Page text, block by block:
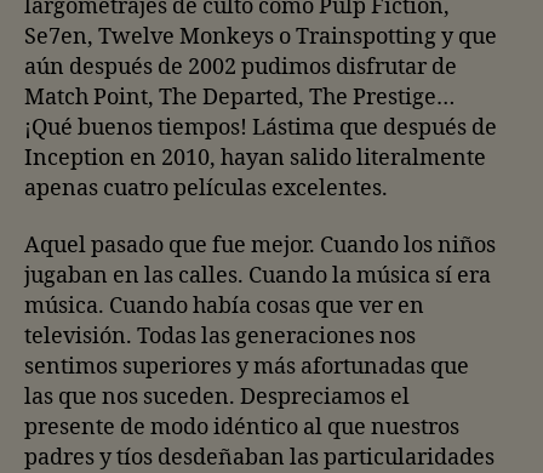
largometrajes de culto como Pulp Fiction,
Se7en, Twelve Monkeys o Trainspotting y que
aún después de 2002 pudimos disfrutar de
Match Point, The Departed, The Prestige…
¡Qué buenos tiempos! Lástima que después de
Inception en 2010, hayan salido literalmente
apenas cuatro películas excelentes.
Aquel pasado que fue mejor. Cuando los niños
jugaban en las calles. Cuando la música sí era
música. Cuando había cosas que ver en
televisión. Todas las generaciones nos
sentimos superiores y más afortunadas que
las que nos suceden. Despreciamos el
presente de modo idéntico al que nuestros
padres y tíos desdeñaban las particularidades